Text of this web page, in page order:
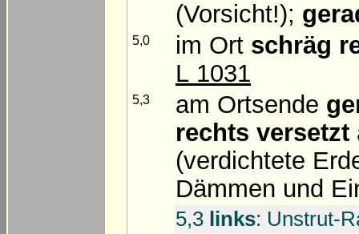
(Vorsicht!);
5,0 im Ort schräg
L 1031
5,3 am Ortsende
rechts versetzt
(verdichtete
Dämmen und
5,3 links: Unstrut-